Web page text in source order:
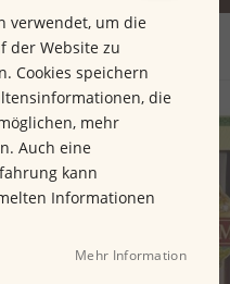
da Gama Brasil 920
verwendet, um die
der Website zu
Cookies speichern
die
mehr
Auch eine
kann
Informationen
Mehr Information